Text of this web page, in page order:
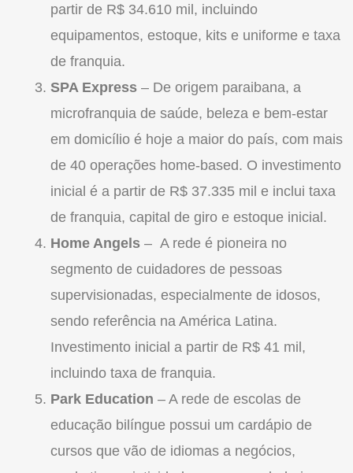
partir de R$ 34.610 mil, incluindo
equipamentos, estoque, kits e uniforme e taxa
de franquia.
SPA Express – De origem paraibana, a
microfranquia de saúde, beleza e bem-estar
em domicílio é hoje a maior do país, com mais
de 40 operações home-based. O investimento
inicial é a partir de R$ 37.335 mil e inclui taxa
de franquia, capital de giro e estoque inicial.
Home Angels – A rede é pioneira no
segmento de cuidadores de pessoas
supervisionadas, especialmente de idosos,
sendo referência na América Latina.
Investimento inicial a partir de R$ 41 mil,
incluindo taxa de franquia.
Park Education – A rede de escolas de
educação bilíngue possui um cardápio de
cursos que vão de idiomas a negócios,